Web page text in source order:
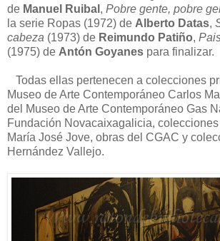
de Manuel Ruibal , Pobre gente, pobre
la serie Ropas (1972) de Alberto Datas,
cabeza (1973) de Reimundo Patiño,
(1975) de Antón Goyanes para finalizar.
Todas ellas pertenecen a colecciones
Museo de Arte Contemporáneo Carlos
del Museo de Arte Contemporáneo Gas
Fundación Novacaixagalicia,
María José Jove, obras del CGAC y
Hernández Vallejo.